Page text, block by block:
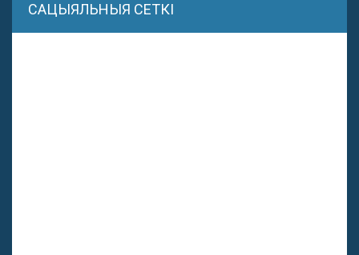
САЦЫЯЛЬНЫЯ СЕТКІ